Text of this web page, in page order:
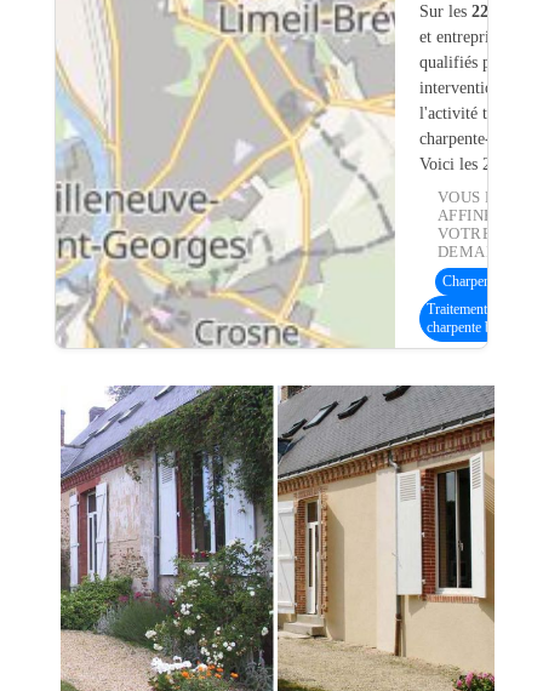
Sur les 220
et entreprises
qualifiés pour une
intervention sur
l'activité
charpente-bois.
Voici les 20
VOUS
AFFINER
VOTRE
DEMANDE :
Charpente bois
Traitement
charpente bois